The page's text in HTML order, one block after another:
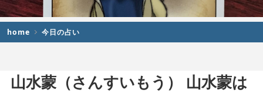
home 今日の占い
山水蒙（さんすいもう） 山水蒙は